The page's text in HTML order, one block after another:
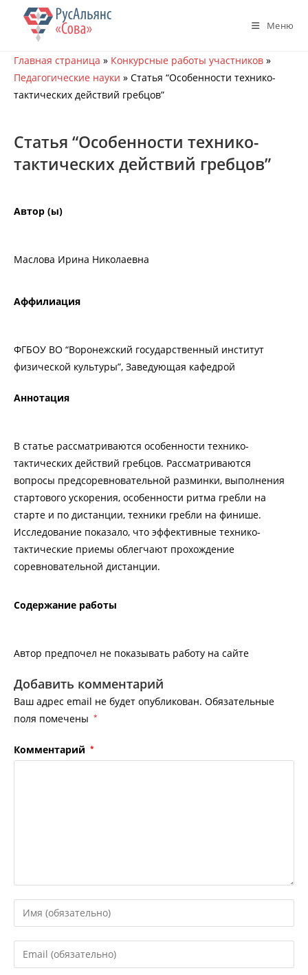
Перейти
содержимому
Меню
Главная страница » Конкурсные работы участников »
Педагогические науки » Статья “Особенности технико-
тактических действий гребцов”
Статья “Особенности технико-
тактических действий гребцов”
Автор (ы)
Маслова Ирина Николаевна
Аффилиация
ФГБОУ ВО “Воронежский государственный институт
физической культуры”, Заведующая кафедрой
Аннотация
В статье рассматриваются особенности технико-
тактических действий гребцов. Рассматриваются
вопросы предсоревновательной разминки, выполнения
стартового ускорения, особенности ритма гребли на
старте и по дистанции, техники гребли на финише.
Исследование показало, что эффективные технико-
тактические приемы облегчают прохождение
соревновательной дистанции.
Содержание работы
Автор предпочел не показывать работу на сайте
Добавить комментарий
Ваш адрес email не будет опубликован. Обязательные
поля помечены *
Комментарий *
Введите
свое
имя
или
Введите
свой